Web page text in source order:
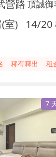
營路 頂誠御
室) 14/20
稀有釋出 租
7